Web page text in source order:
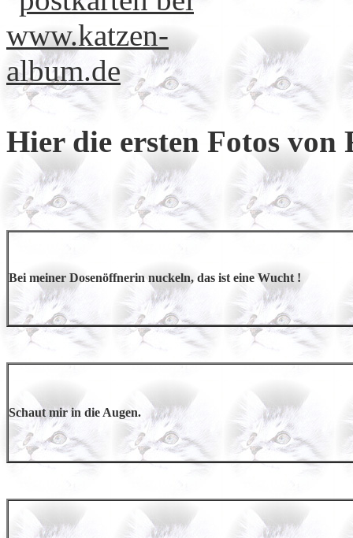
Hier die ersten Fotos von
Bei meiner Dosenöffnerin nuckeln, das ist eine Wucht !
Schaut mir in die Augen.